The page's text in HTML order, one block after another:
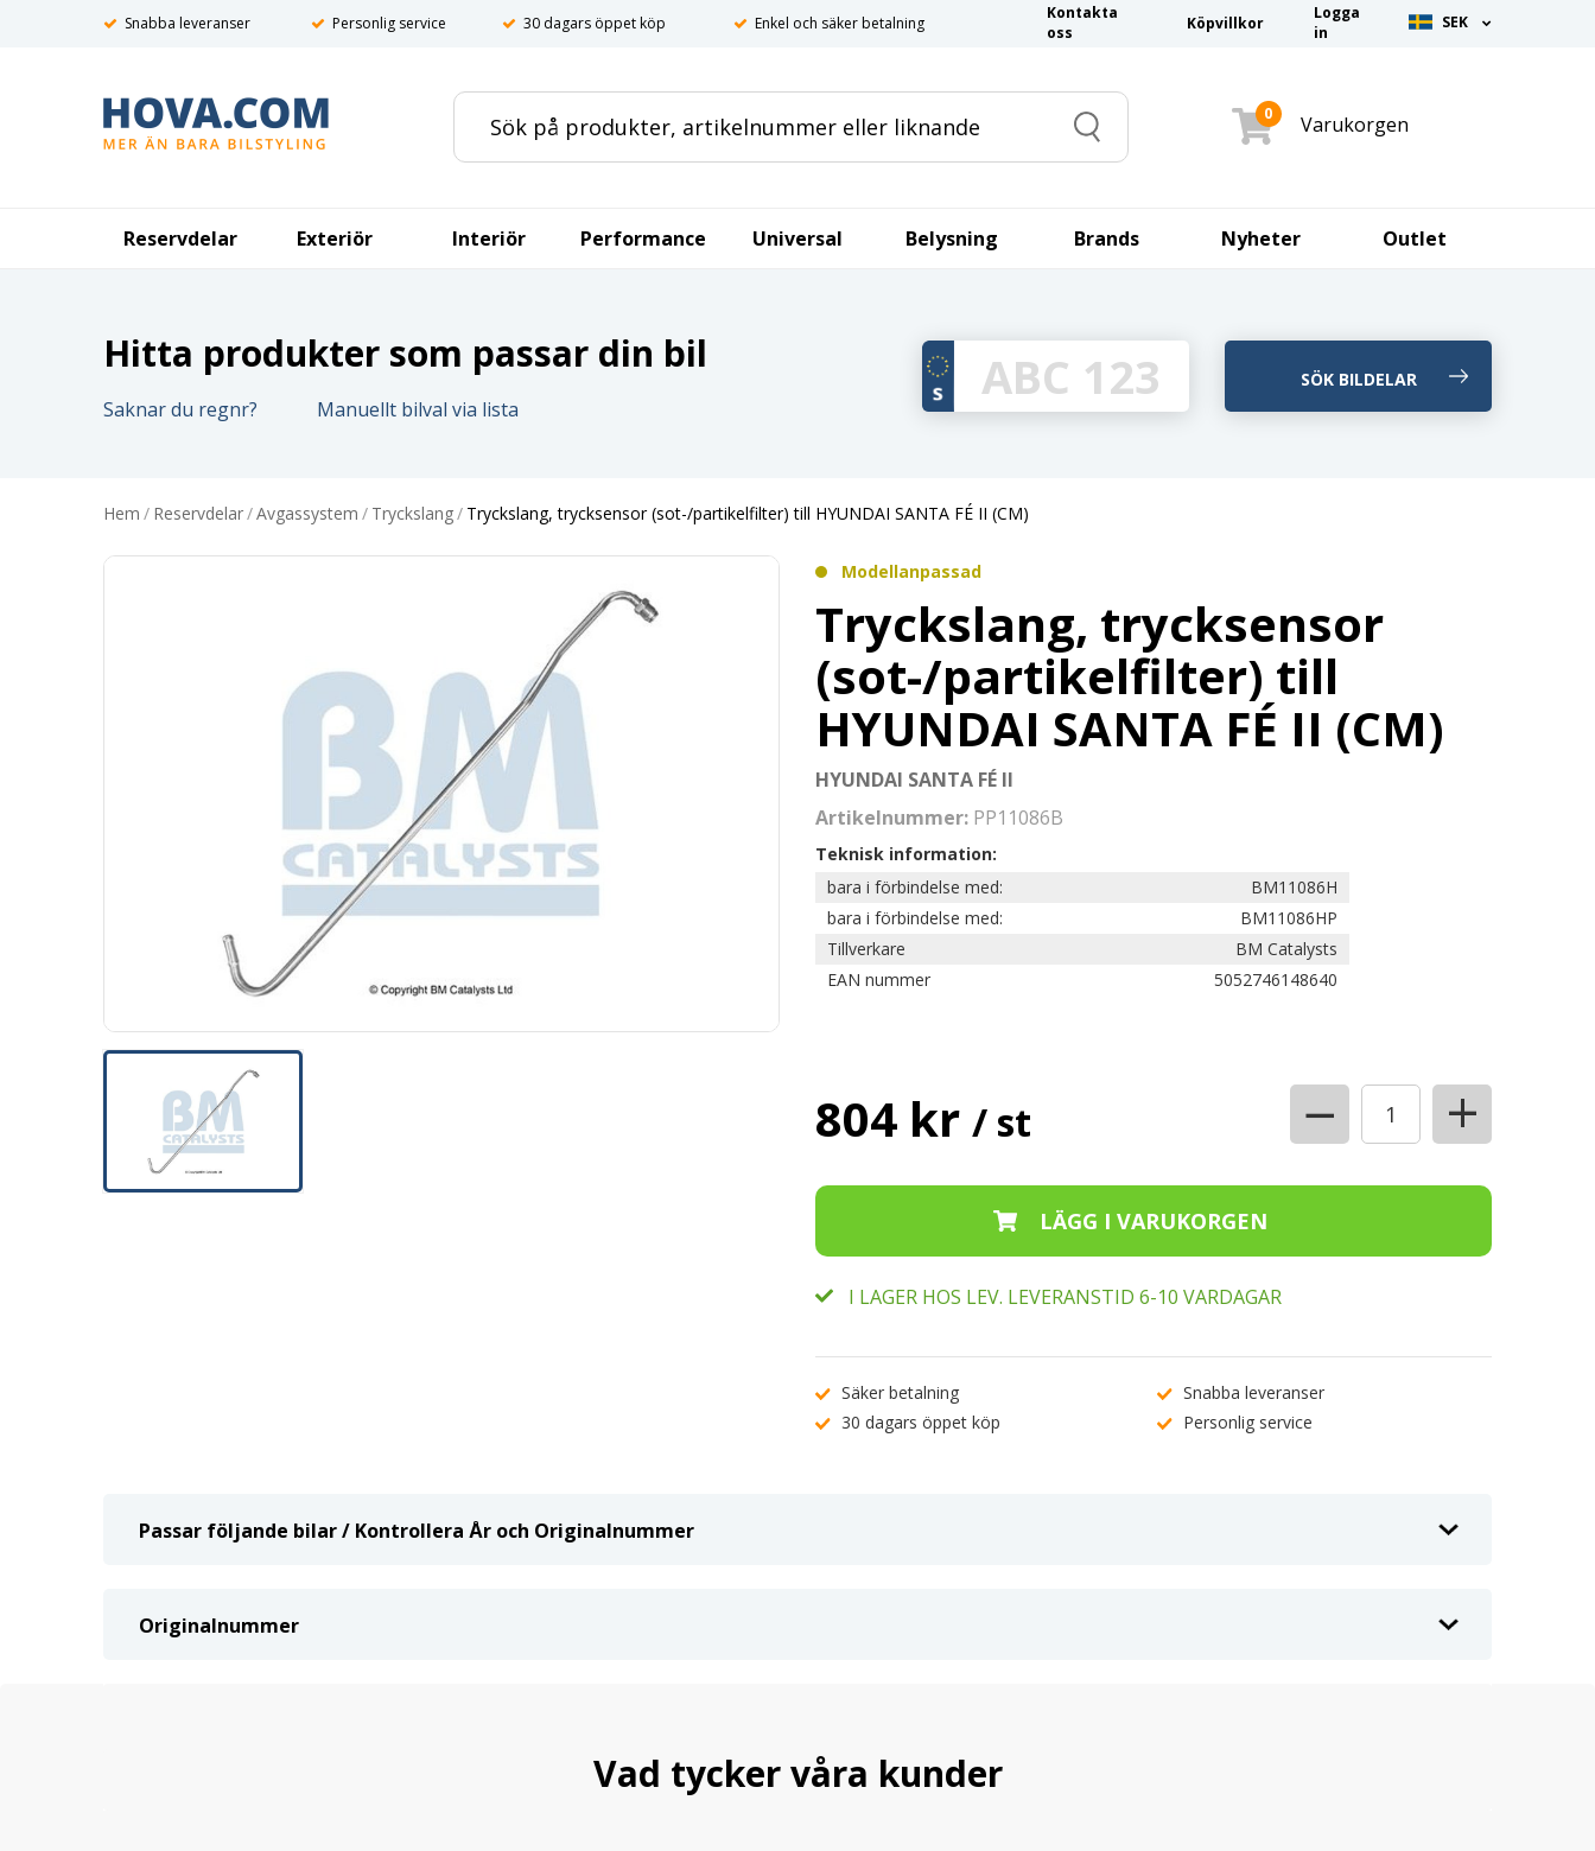
Snabba leveranser Personlig service 30 dagars öppet köp Enkel och säker betalning
Kontakta
oss
Köpvillkor
Logga
in
SEK
Search
0 Varukorgen
Reservdelar Exteriör Interiör Performance Universal Belysning Brands Nyheter Outlet
Hitta produkter som passar din bil
Saknar du regnr? Manuellt bilval via lista
Hem / Reservdelar/Avgassystem / Tryckslang/ Tryckslang, trycksensor (sot-/partikelfilter) till HYUNDAI SANTA FÉ II (CM)
Modellanpassad
Tryckslang, trycksensor
(sot-/partikelfilter) till
HYUNDAI SANTA FÉ II (CM)
HYUNDAI SANTA FÉ II
Artikelnummer: PP11086B
Teknisk information:
bara i förbindelse med:
BM11086H
bara i förbindelse med:
BM11086HP
Tillverkare
BM Catalysts
EAN nummer
5052746148640
804 kr / st − +
I LAGER HOS LEV. LEVERANSTID 6-10 VARDAGAR
Säker betalning
Snabba leveranser
30 dagars öppet köp
Personlig service
Passar följande bilar / Kontrollera År och Originalnummer
Originalnummer
Vad tycker våra kunder